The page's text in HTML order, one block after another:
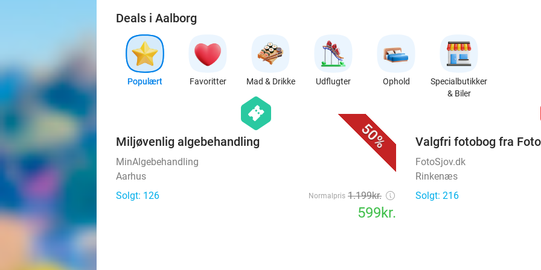
Deals i Aalborg
Populært Favoritter Mad & Drikke Udflugter Ophold
Specialbutikker
& Biler
50%
hexagon
events
Miljøvenlig algebehandling
MinAlgebehandling
Aarhus
Solgt: 126
Normalpris 1.199kr.
599kr.
Valgfri fotobog fra
FotoSjov.dk
Rinkenæs
Solgt: 216